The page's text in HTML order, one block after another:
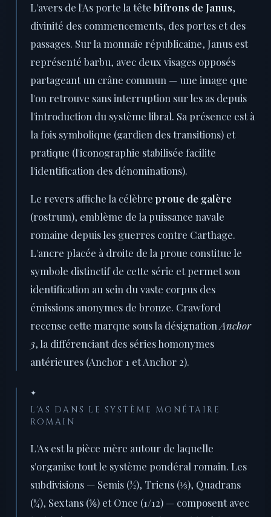
L'avers de l'As porte la tête bifrons de Janus,
divinité des commencements, des portes et des
passages. Sur la monnaie républicaine, Janus est
représenté barbu, avec deux visages opposés
partageant un crâne commun — une image que
l'on retrouve sans interruption sur les as depuis
l'introduction du système libral. Sa présence est à
la fois symbolique (gardien des transitions) et
pratique (l'iconographie stabilisée facilite
l'identification des dénominations).
Le revers affiche la célèbre proue de galère
(rostrum), emblème de la puissance navale
romaine depuis les guerres contre Carthage.
L'ancre placée à droite de la proue constitue le
symbole distinctif de cette série et permet son
identification au sein du vaste corpus des
émissions anonymes de bronze. Crawford
recense cette marque sous la désignation Anchor
3, la différenciant des séries homonymes
antérieures (Anchor 1 et Anchor 2).
✦
L'AS DANS LE SYSTÈME MONÉTAIRE
ROMAIN
L'As est la pièce mère autour de laquelle
s'organise tout le système pondéral romain. Les
subdivisions — Semis (½), Triens (⅓), Quadrans
(¼), Sextans (⅙) et Once (1/12) — composent avec